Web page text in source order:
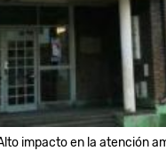
impacto en la atención